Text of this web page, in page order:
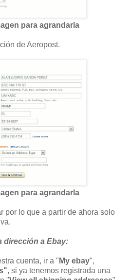
para agrandarla
de Aeropost.
para agrandarla
por lo que a partir de ahora solo
dirección a Ebay:
cuenta, ir a " My ebay",
, si ya tenemos registrada una